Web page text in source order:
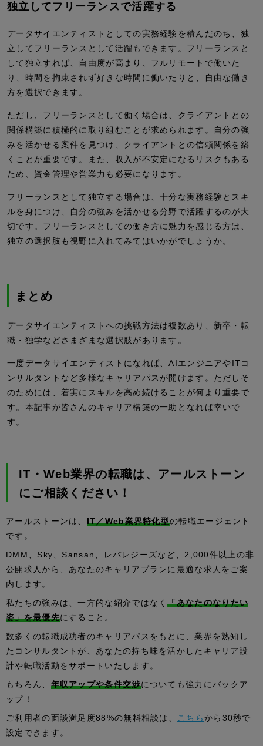
独立してフリーランスで活躍する
データサイエンティストとしての実務経験を積んだのち、独
立してフリーランスとして活躍もできます。フリーランスと
して独立すれば、自由度が高まり、フルリモートで働いた
り、時間を拘束されず好きな時間に働いたりと、自由な働き
方を選択できます。
ただし、フリーランスとして働く場合は、クライアントとの
関係構築に積極的に取り組むことが求められます。自分の強
みを活かせる案件を見つけ、クライアントとの信頼関係を築
くことが重要です。また、収入が不安定になるリスクもある
ため、資金管理や営業力も必要になります。
フリーランスとして独立する場合は、十分な実務経験とスキ
ルを身につけ、自分の強みを活かせる分野で活躍するのが大
切です。フリーランスとしての働き方に魅力を感じる方は、
独立の選択肢も視野に入れてみてはいかがでしょうか。
まとめ
データサイエンティストへの挑戦方法は複数あり、新卒・転
職・独学などさまざまな選択肢があります。
一度データサイエンティストになれば、AIエンジニアやITコ
ンサルタントなど多様なキャリアパスが開けます。ただしそ
のためには、着実にスキルを高め続けることが何より重要で
す。本記事が皆さんのキャリア構築の一助となれば幸いで
す。
IT・Web業界の転職は、アールストーン
にご相談ください！
アールストーンは、 IT／Web業界特化型の転職エージェント
です。
DMM、Sky、Sansan、レバレジーズなど、2,000件以上の非
公開求人から、あなたのキャリアプランに最適な求人をご案
内します。
私たちの強みは、一方的な紹介ではなく「あなたのなりたい
姿」を最優先にすること。
数多くの転職成功者のキャリアパスをもとに、業界を熟知し
たコンサルタントが、あなたの持ち味を活かしたキャリア設
計や転職活動をサポートいたします。
もちろん、 年収アップや条件交渉についても強力にバックア
ップ！
ご利用者の面談満足度88%の無料相談は、
こちらから30秒で
設定できます。